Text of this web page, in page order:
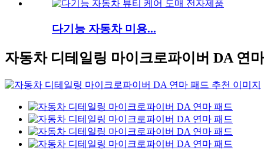
다기능 자동차 미용...
자동차 디테일링 마이크로파이버 DA 연